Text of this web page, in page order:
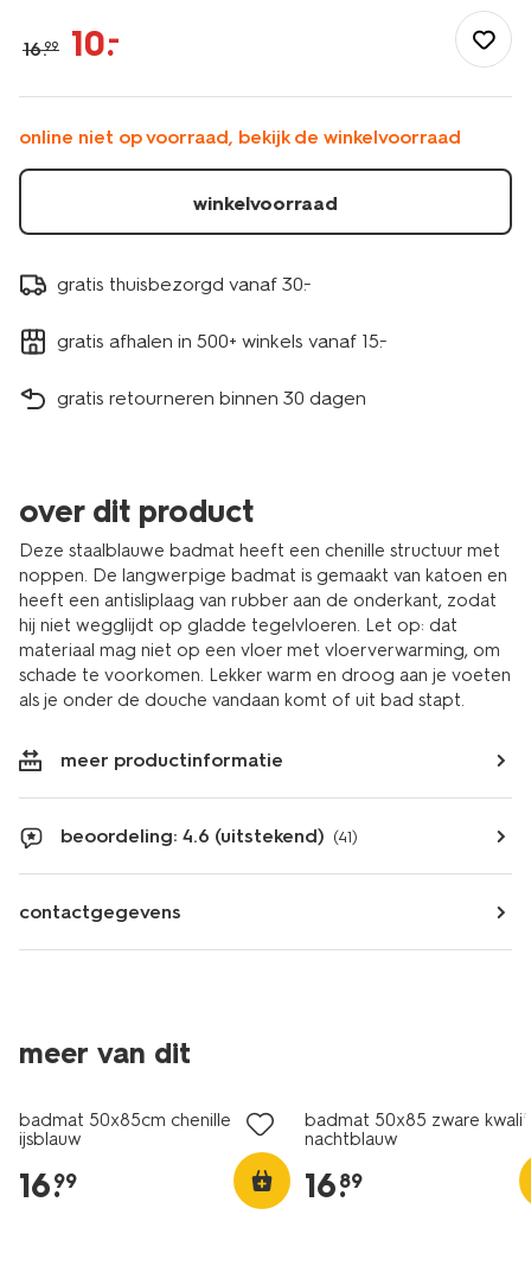
slapen/badkamer/badmatten/badmat-
50x85cm-
staalblauw-
5210202.html
16.99 10.–
online niet op voorraad, bekijk de winkelvoorraad
winkelvoorraad
gratis thuisbezorgd vanaf 30.-
gratis afhalen in 500+ winkels vanaf 15.-
gratis retourneren binnen 30 dagen
over dit product
Deze staalblauwe badmat heeft een chenille structuur met
noppen. De langwerpige badmat is gemaakt van katoen en
heeft een antisliplaag van rubber aan de onderkant, zodat
hij niet wegglijdt op gladde tegelvloeren. Let op: dat
materiaal mag niet op een vloer met vloerverwarming, om
schade te voorkomen. Lekker warm en droog aan je voeten
als je onder de douche vandaan komt of uit bad stapt.
meer productinformatie
beoordeling: 4.6 (uitstekend) (41)
contactgegevens
meer van dit
badmat 50x85cm chenille
ijsblauw
16.
99
badmat 50x85 zware
nachtblauw
16.
89